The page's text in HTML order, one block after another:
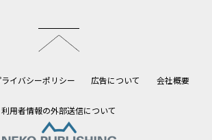
ライバシーポリシー 広告について 会社概要
利用者情報の外部送信について